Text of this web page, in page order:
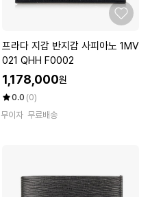
프라다 지갑 반지갑 사피아노 1MV
021 QHH F0002
1,178,000원
0.0 (0)
무이자 무료배송